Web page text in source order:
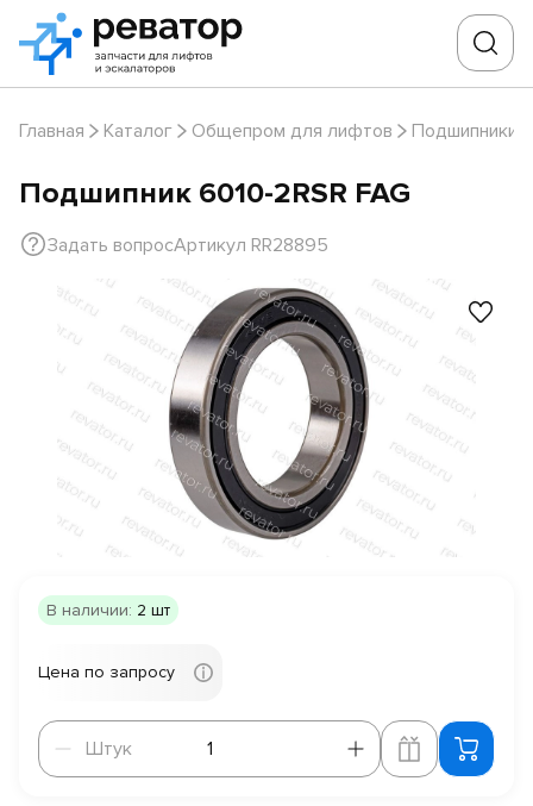
Главная Каталог Общепром для лифтов Подшипники
Подшипник 6010-2RSR FAG
Задать вопросАртикул RR28895
В наличии: 2 шт
Цена по запросу
Штук
Штук